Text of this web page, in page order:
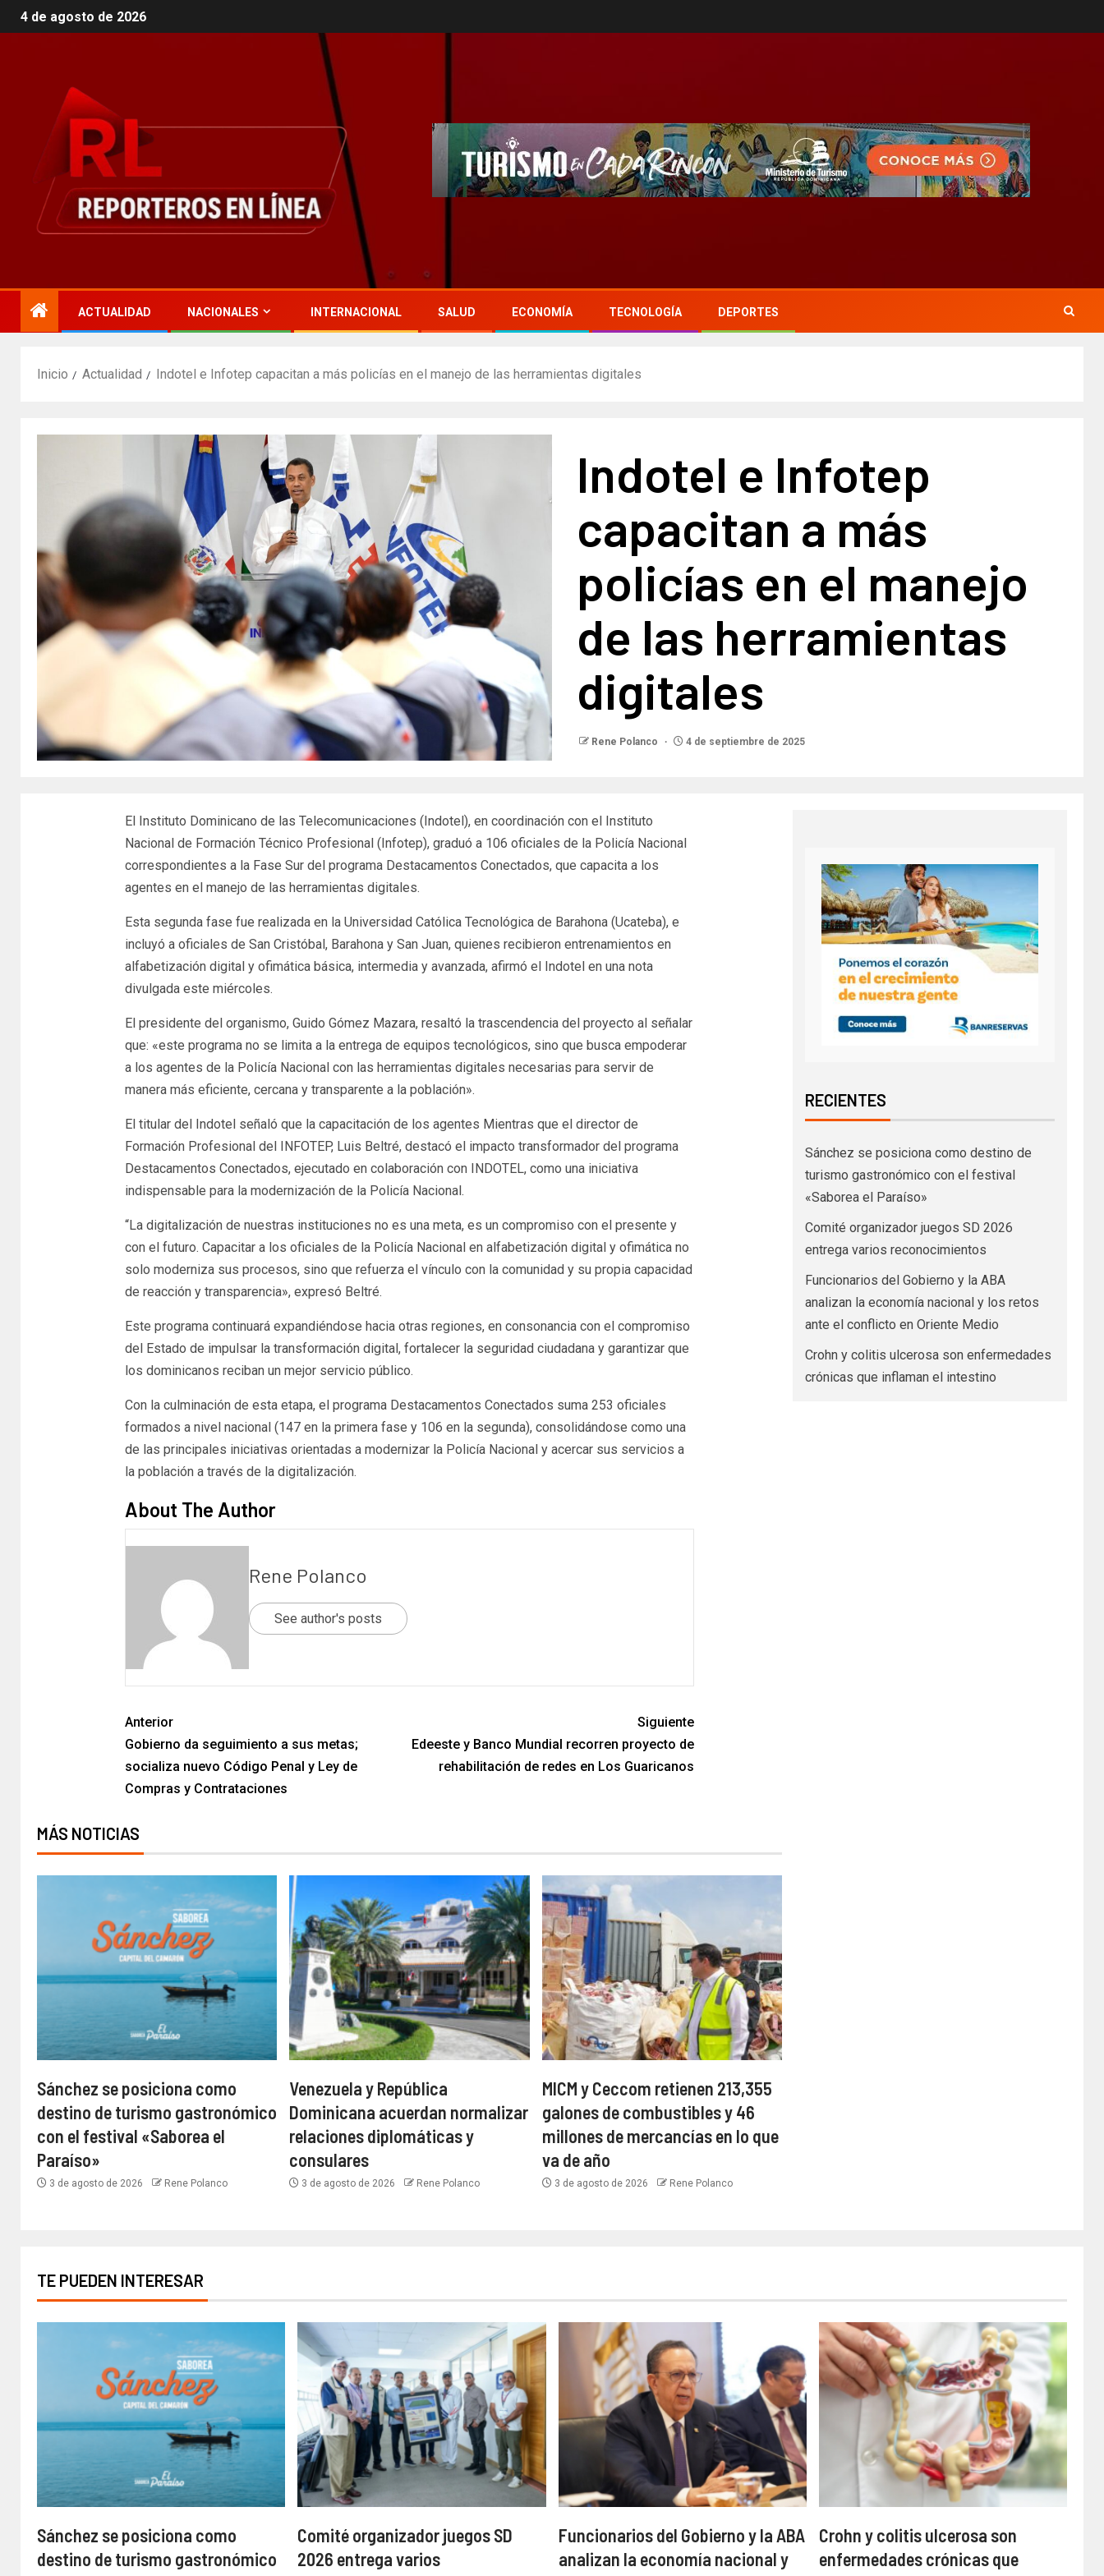
4 de agosto de 2026
ACTUALIDAD NACIONALES INTERNACIONAL SALUD ECONOMÍA TECNOLOGÍA DEPORTES
Inicio Actualidad Indotel e Infotep capacitan a más policías en el manejo de las herramientas digitales
Indotel e Infotep
capacitan a más
policías en el manejo
de las herramientas
digitales
Rene Polanco 4 de septiembre de 2025
El Instituto Dominicano de las Telecomunicaciones (Indotel), en coordinación con el Instituto
Nacional de Formación Técnico Profesional (Infotep), graduó a 106 oficiales de la Policía Nacional
correspondientes a la Fase Sur del programa Destacamentos Conectados, que capacita a los
agentes en el manejo de las herramientas digitales.
Esta segunda fase fue realizada en la Universidad Católica Tecnológica de Barahona (Ucateba), e
incluyó a oficiales de San Cristóbal, Barahona y San Juan, quienes recibieron entrenamientos en
alfabetización digital y ofimática básica, intermedia y avanzada, afirmó el Indotel en una nota
divulgada este miércoles.
El presidente del organismo, Guido Gómez Mazara, resaltó la trascendencia del proyecto al señalar
que: «este programa no se limita a la entrega de equipos tecnológicos, sino que busca empoderar
a los agentes de la Policía Nacional con las herramientas digitales necesarias para servir de
manera más eficiente, cercana y transparente a la población».
El titular del Indotel señaló que la capacitación de los agentes Mientras que el director de
Formación Profesional del INFOTEP, Luis Beltré, destacó el impacto transformador del programa
Destacamentos Conectados, ejecutado en colaboración con INDOTEL, como una iniciativa
indispensable para la modernización de la Policía Nacional.
“La digitalización de nuestras instituciones no es una meta, es un compromiso con el presente y
con el futuro. Capacitar a los oficiales de la Policía Nacional en alfabetización digital y ofimática no
solo moderniza sus procesos, sino que refuerza el vínculo con la comunidad y su propia capacidad
de reacción y transparencia», expresó Beltré.
Este programa continuará expandiéndose hacia otras regiones, en consonancia con el compromiso
del Estado de impulsar la transformación digital, fortalecer la seguridad ciudadana y garantizar que
los dominicanos reciban un mejor servicio público.
Con la culminación de esta etapa, el programa Destacamentos Conectados suma 253 oficiales
formados a nivel nacional (147 en la primera fase y 106 en la segunda), consolidándose como una
de las principales iniciativas orientadas a modernizar la Policía Nacional y acercar sus servicios a
la población a través de la digitalización.
About The Author
Rene Polanco
See author's posts
Anterior
Gobierno da seguimiento a sus metas;
socializa nuevo Código Penal y Ley de
Compras y Contrataciones
Siguiente
Edeeste y Banco Mundial recorren proyecto de
rehabilitación de redes en Los Guaricanos
MÁS NOTICIAS
Sánchez se posiciona como
destino de turismo gastronómico
con el festival «Saborea el
Paraíso»
3 de agosto de 2026 Rene Polanco
Venezuela y República
Dominicana acuerdan normalizar
relaciones diplomáticas y
consulares
3 de agosto de 2026 Rene Polanco
MICM y Ceccom retienen 213,355
galones de combustibles y 46
millones de mercancías en lo que
va de año
3 de agosto de 2026 Rene Polanco
RECIENTES
Sánchez se posiciona como destino de
turismo gastronómico con el festival
«Saborea el Paraíso»
Comité organizador juegos SD 2026
entrega varios reconocimientos
Funcionarios del Gobierno y la ABA
analizan la economía nacional y los retos
ante el conflicto en Oriente Medio
Crohn y colitis ulcerosa son enfermedades
crónicas que inflaman el intestino
TE PUEDEN INTERESAR
Sánchez se posiciona como
destino de turismo gastronómico
Comité organizador juegos SD
2026 entrega varios
Funcionarios del Gobierno y la ABA
analizan la economía nacional y
Crohn y colitis ulcerosa son
enfermedades crónicas que